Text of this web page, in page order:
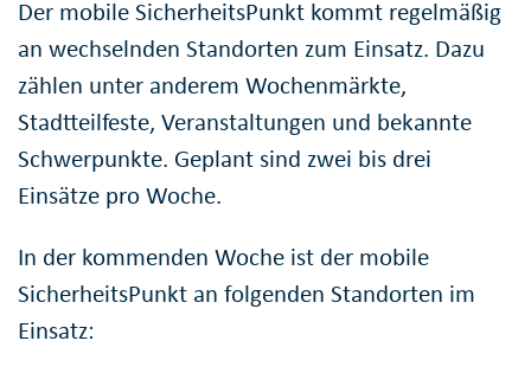
Der mobile SicherheitsPunkt kommt regelmäßig
an wechselnden Standorten zum Einsatz. Dazu
zählen unter anderem Wochenmärkte,
Stadtteilfeste, Veranstaltungen und bekannte
Schwerpunkte. Geplant sind zwei bis drei
Einsätze pro Woche.
In der kommenden Woche ist der mobile
SicherheitsPunkt an folgenden Standorten im
Einsatz: